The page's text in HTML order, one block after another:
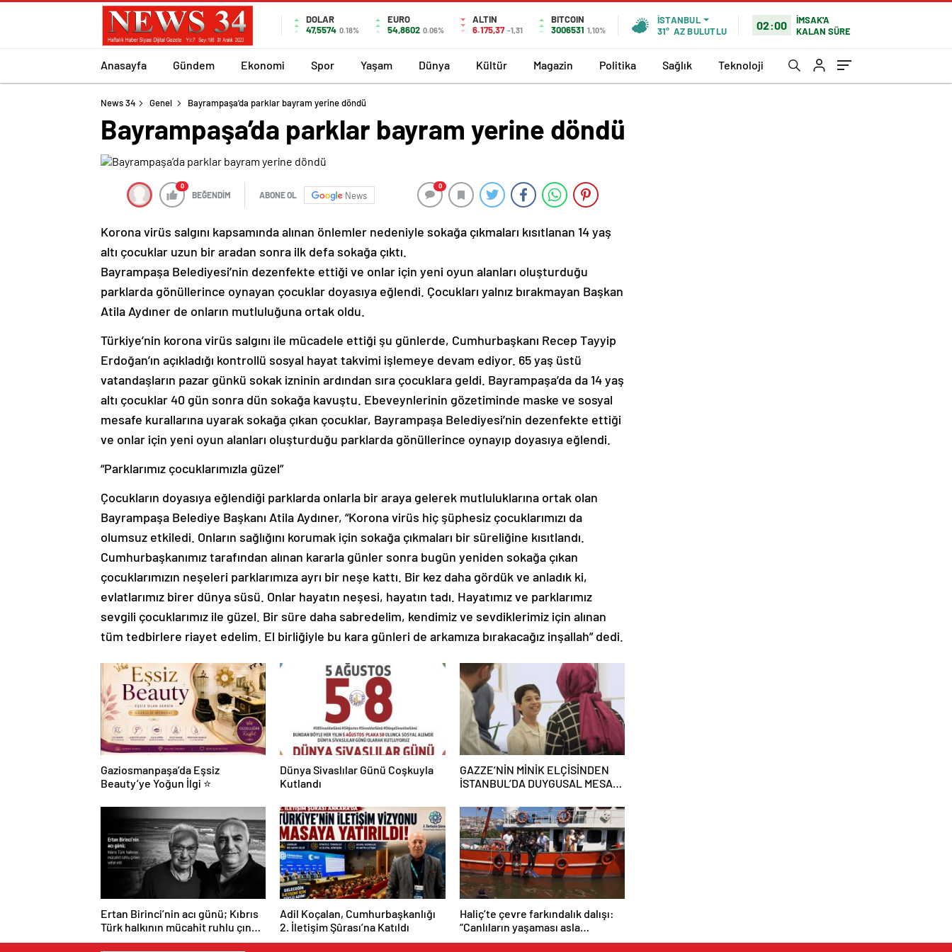
DOLAR
47,5574 0.18%
EURO
54,8602 0.06%
ALTIN
6.175,37 -1,31
BITCOIN
3006531 1,10%
İSTANBUL
31° AZ BULUTLU 02:00
İMSAK'A
KALAN SÜRE
Anasayfa Gündem Ekonomi Spor Yaşam Dünya Kültür Magazin Politika Sağlık Teknoloji
News 34 Genel Bayrampaşa’da parklar bayram yerine döndü
Bayrampaşa’da parklar bayram yerine döndü
0
BEĞENDİM ABONE OL News
0
Korona virüs salgını kapsamında alınan önlemler nedeniyle sokağa çıkmaları kısıtlanan 14 yaş
altı çocuklar uzun bir aradan sonra ilk defa sokağa çıktı.
Bayrampaşa Belediyesi’nin dezenfekte ettiği ve onlar için yeni oyun alanları oluşturduğu
parklarda gönüllerince oynayan çocuklar doyasıya eğlendi. Çocukları yalnız bırakmayan Başkan
Atila Aydıner de onların mutluluğuna ortak oldu.
Türkiye’nin korona virüs salgını ile mücadele ettiği şu günlerde, Cumhurbaşkanı Recep Tayyip
Erdoğan’ın açıkladığı kontrollü sosyal hayat takvimi işlemeye devam ediyor. 65 yaş üstü
vatandaşların pazar günkü sokak izninin ardından sıra çocuklara geldi. Bayrampaşa’da da 14 yaş
altı çocuklar 40 gün sonra dün sokağa kavuştu. Ebeveynlerinin gözetiminde maske ve sosyal
mesafe kurallarına uyarak sokağa çıkan çocuklar, Bayrampaşa Belediyesi’nin dezenfekte ettiği
ve onlar için yeni oyun alanları oluşturduğu parklarda gönüllerince oynayıp doyasıya eğlendi.
“Parklarımız çocuklarımızla güzel”
Çocukların doyasıya eğlendiği parklarda onlarla bir araya gelerek mutluluklarına ortak olan
Bayrampaşa Belediye Başkanı Atila Aydıner, “Korona virüs hiç şüphesiz çocuklarımızı da
olumsuz etkiledi. Onların sağlığını korumak için sokağa çıkmaları bir süreliğine kısıtlandı.
Cumhurbaşkanımız tarafından alınan kararla günler sonra bugün yeniden sokağa çıkan
çocuklarımızın neşeleri parklarımıza ayrı bir neşe kattı. Bir kez daha gördük ve anladık ki,
evlatlarımız birer dünya süsü. Onlar hayatın neşesi, hayatın tadı. Hayatımız ve parklarımız
sevgili çocuklarımız ile güzel. Bir süre daha sabredelim, kendimiz ve sevdiklerimiz için alınan
tüm tedbirlere riayet edelim. El birliğiyle bu kara günleri de arkamıza bırakacağız inşallah” dedi.
Gaziosmanpaşa’da Eşsiz
Beauty’ye Yoğun İlgi ⭐
Dünya Sivaslılar Günü Coşkuyla
Kutlandı
GAZZE’NİN MİNİK ELÇİSİNDEN
İSTANBUL’DA DUYGUSAL MESAJ:
Ertan Birinci’nin acı günü; Kıbrıs
Türk halkının mücahit ruhlu çınarı
vefat etti
Adil Koçalan, Cumhurbaşkanlığı
2. İletişim Şûrası’na Katıldı
Haliç’te çevre farkındalık dalışı:
“Canlıların yaşaması asla
mümkün değil”